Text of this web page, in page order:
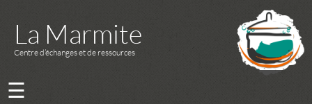
La Marmite
Centre d’échanges et de ressources
☰